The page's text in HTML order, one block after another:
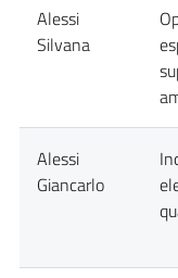
Alessi
Silvana
Alessi
Giancarlo